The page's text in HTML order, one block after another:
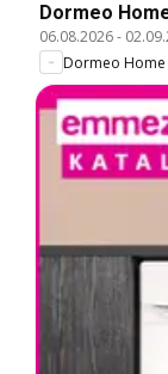
Dormeo
06.08.2026-
Dormeo Home